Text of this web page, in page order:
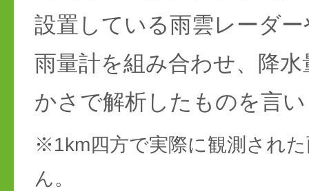
設置している雨雲レーダ
雨量計を組み合わせ、降
かさで解析したものを言
※1km四方で実際に観測され
ん。